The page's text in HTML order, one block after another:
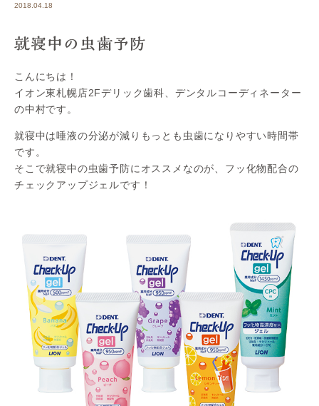
2018.04.18
就寝中の虫歯予防
こんにちは！
イオン東札幌店2Fデリック歯科、デンタルコーディネーター
の中村です。
就寝中は唾液の分泌が減りもっとも虫歯になりやすい時間帯
です。
そこで就寝中の虫歯予防にオススメなのが、フッ化物配合の
チェックアップジェルです！